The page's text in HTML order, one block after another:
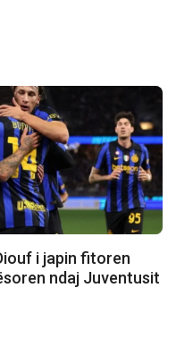
i japin fitoren
ndaj Juventusit